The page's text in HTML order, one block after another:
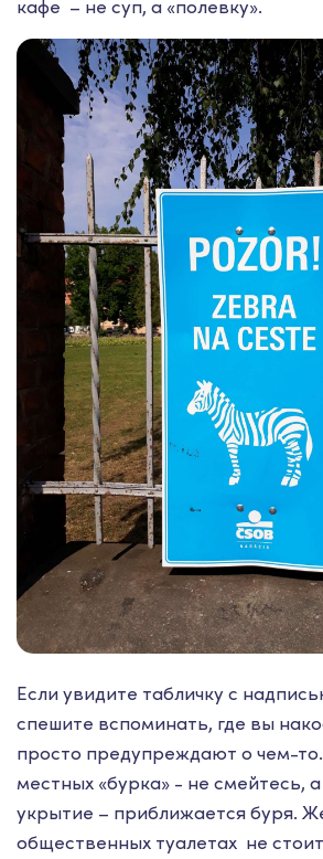
кафе – не суп, а «полевку».
Если увидите табличку с
спешите вспоминать, где вы
просто предупреждают о чем-
местных «бурка» - не смейтесь,
укрытие – приближается буря.
общественных туалетах не